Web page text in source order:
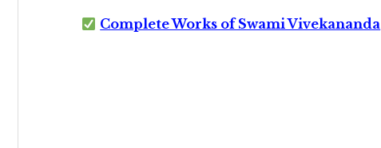
Complete Works of Swami Vivekananda